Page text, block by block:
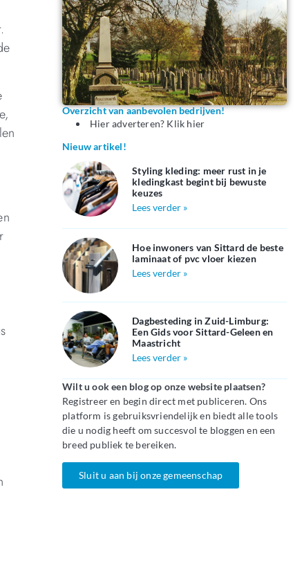
Overzicht van aanbevolen bedrijven!
Hier adverteren? Klik hier
Nieuw artikel!
Styling kleding: meer rust in je
kledingkast begint bij bewuste
keuzes
Lees verder »
Hoe inwoners van Sittard de beste
laminaat of pvc vloer kiezen
Lees verder »
Dagbesteding in Zuid-Limburg:
Een Gids voor Sittard-Geleen en
Maastricht
Lees verder »
Wilt u ook een blog op onze website plaatsen?
Registreer en begin direct met publiceren. Ons
platform is gebruiksvriendelijk en biedt alle tools
die u nodig heeft om succesvol te bloggen en een
breed publiek te bereiken.
Sluit u aan bij onze gemeenschap